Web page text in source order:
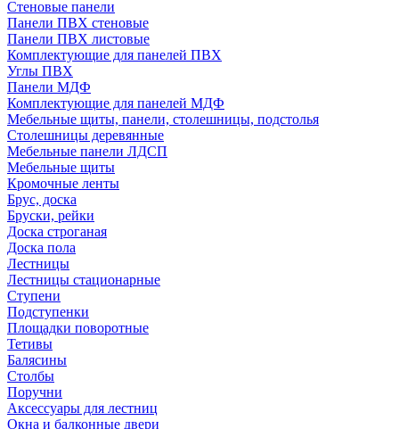
Стеновые панели
Панели ПВХ стеновые
Панели ПВХ листовые
Комплектующие для панелей ПВХ
Углы ПВХ
Панели МДФ
Комплектующие для панелей МДФ
Мебельные щиты, панели, столешницы, подстолья
Столешницы деревянные
Мебельные панели ЛДСП
Мебельные щиты
Кромочные ленты
Брус, доска
Бруски, рейки
Доска строганая
Доска пола
Лестницы
Лестницы стационарные
Ступени
Подступенки
Площадки поворотные
Тетивы
Балясины
Столбы
Поручни
Аксессуары для лестниц
Окна и балконные двери